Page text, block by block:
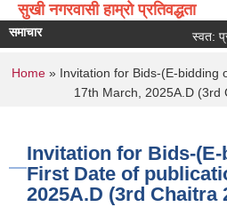
सुखी नगरवासी हाम्रो प्रतिवद्धता
समाचार स्वत:
You are here
Home » Invitation for Bids-(E-bidding
17th March, 2025A.D (3rd
Invitation for Bids-
First Date of
2025A.D (3rd Chaitra